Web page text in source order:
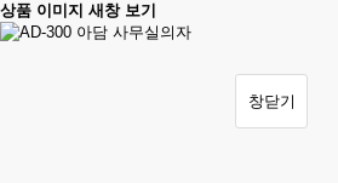
상품 이미지 새창 보기
창닫기